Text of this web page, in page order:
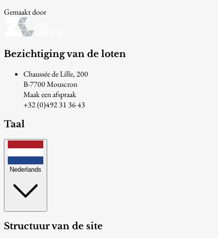
Gemaakt door
Bezichtiging van de loten
Chaussée de Lille, 200
B-7700 Mouscron
Maak een afspraak
+32 (0)492 31 36 43
Taal
Nederlands
Structuur van de site